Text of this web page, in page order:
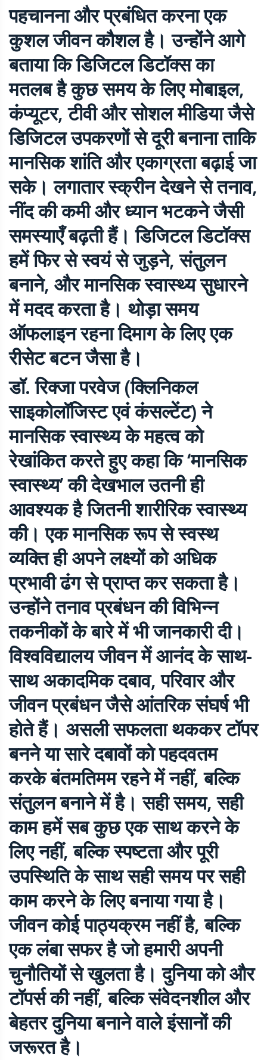
पहचानना और प्रबंधित करना एक
कुशल जीवन कौशल है। उन्होंने आगे
बताया कि डिजिटल डिटॉक्स का
मतलब है कुछ समय के लिए मोबाइल,
कंप्यूटर, टीवी और सोशल मीडिया जैसे
डिजिटल उपकरणों से दूरी बनाना ताकि
मानसिक शांति और एकाग्रता बढ़ाई जा
सके। लगातार स्क्रीन देखने से तनाव,
नींद की कमी और ध्यान भटकने जैसी
समस्याएँ बढ़ती हैं। डिजिटल डिटॉक्स
हमें फिर से स्वयं से जुड़ने, संतुलन
बनाने, और मानसिक स्वास्थ्य सुधारने
में मदद करता है। थोड़ा समय
ऑफलाइन रहना दिमाग के लिए एक
रीसेट बटन जैसा है।
डॉ. रिक्जा परवेज (क्लिनिकल
साइकोलॉजिस्ट एवं कंसल्टेंट) ने
मानसिक स्वास्थ्य के महत्व को
रेखांकित करते हुए कहा कि ‘मानसिक
स्वास्थ्य’ की देखभाल उतनी ही
आवश्यक है जितनी शारीरिक स्वास्थ्य
की। एक मानसिक रूप से स्वस्थ
व्यक्ति ही अपने लक्ष्यों को अधिक
प्रभावी ढंग से प्राप्त कर सकता है।
उन्होंने तनाव प्रबंधन की विभिन्न
तकनीकों के बारे में भी जानकारी दी।
विश्वविद्यालय जीवन में आनंद के साथ-
साथ अकादमिक दबाव, परिवार और
जीवन प्रबंधन जैसे आंतरिक संघर्ष भी
होते हैं। असली सफलता थककर टॉपर
बनने या सारे दबावों को पहदवतम
करके बंतमतिमम रहने में नहीं, बल्कि
संतुलन बनाने में है। सही समय, सही
काम हमें सब कुछ एक साथ करने के
लिए नहीं, बल्कि स्पष्टता और पूरी
उपस्थिति के साथ सही समय पर सही
काम करने के लिए बनाया गया है।
जीवन कोई पाठ्यक्रम नहीं है, बल्कि
एक लंबा सफर है जो हमारी अपनी
चुनौतियों से खुलता है। दुनिया को और
टॉपर्स की नहीं, बल्कि संवेदनशील और
बेहतर दुनिया बनाने वाले इंसानों की
जरूरत है।